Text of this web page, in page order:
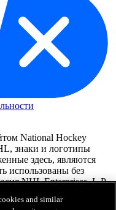
National Hockey
знаки и логотипы
здесь, являются
использованы без
NHL Enterprises, L.P.
номера официально
and similar